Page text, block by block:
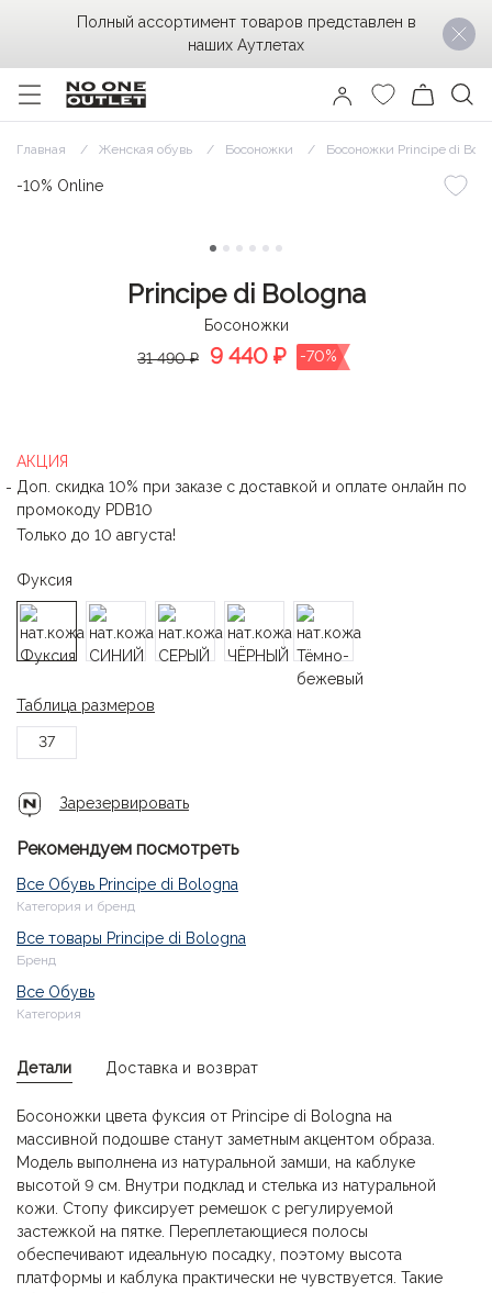
Главная Женская обувь Босоножки Босоножки Principe di
-10% Online
Principe di Bologna
Босоножки
31 490 ₽
9 440 ₽ -70%
АКЦИЯ
Доп. скидка 10% при заказе с доставкой и оплате онлайн по
промокоду PDB10
Только до 10 августа!
Фуксия
Таблица размеров
37
Зарезервировать
Рекомендуем посмотреть
Все Обувь Principe di Bologna
Категория и бренд
Все товары Principe di Bologna
Бренд
Все Обувь
Категория
Детали Доставка и возврат
Босоножки цвета фуксия от Principe di Bologna на
массивной подошве станут заметным акцентом образа.
Модель выполнена из натуральной замши, на каблуке
высотой 9 см. Внутри подклад и стелька из натуральной
кожи. Стопу фиксирует ремешок с регулируемой
застежкой на пятке. Переплетающиеся полосы
обеспечивают идеальную посадку, поэтому высота
платформы и каблука практически не чувствуется. Такие
Полный ассортимент товаров представлен в
наших Аутлетах